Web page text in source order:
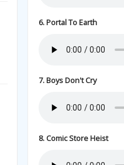
6. Portal To Earth
7. Boys Don't Cry
8. Comic Store Heist